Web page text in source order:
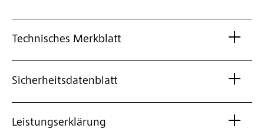
Technisches Merkblatt
Sicherheitsdatenblatt
Leistungserklärung